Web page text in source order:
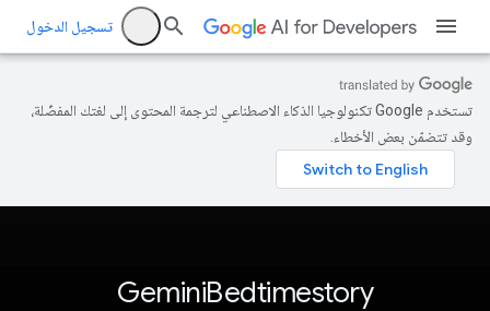
تسجيل الدخول
تستخدم Google تكنولوجيا الذكاء الاصطناعي لترجمة المحتوى إلى لغتك المفضّلة،
وقد تتضمّن بعض الأخطاء.
GeminiBedtimestory